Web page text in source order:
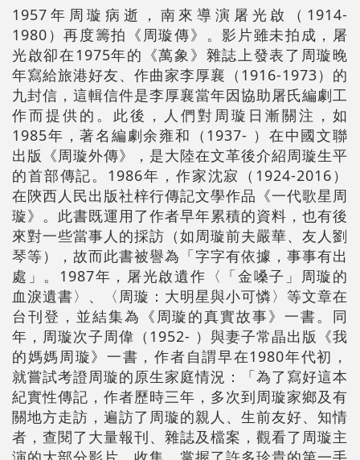
1957年周璇病逝，南來導演屠光啟（1914-
1980）再度籌拍《周璇傳》。影片雖未拍成，屠
光啟卻在1975年的《萬象》雜誌上發表了周璇晚
年寫給旅港好友、作曲家李厚襄（1916-1973）的
九封信，這輯信件是李厚襄當年因協助屠氏編劇工
作而提供的。此後，人們對周璇日漸關注，如
1985年，著名編劇余雍和（1937- ）在中國文聯
出版《周璇外傳》，是大陸在文革後介紹周璇生平
的首部傳記。1986年，作家沈寂（1924-2016）
在陝西人民出版社梓行傳記文學作品《一代歌星周
璇》。此書既運用了作者早年累積的資料，也有後
來對一些當事人的採訪（如周璇前夫嚴華、友人劉
琴等），故而此書被譽為「字字有依據，事事有出
處」。1987年，屠光啟遺作〈「金嗓子」周璇的
血淚遺書〉、〈周璇：大明星與小可憐〉等文章在
台刊登，並結集為《周璇的真實故事》一書。同
年，周璇次子周偉（1952- ）與妻子常晶出版《我
的媽媽周璇》一書，作者自謂早在1980年代初，
就嘗試考證周璇的原生家庭情況：「為了寫好這本
紀實性傳記，作者歷時三年，多次到周璇家鄉及有
關地方走訪，遍訪了周璇的親人、生前友好、知情
者，查閱了大量報刊、雜誌及檔案，觀看了周璇主